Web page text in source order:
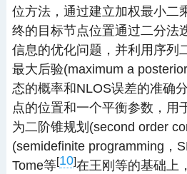
位方法，通过建立加权最小二
终的目标节点位置通过二分法
信息的优化问题，并利用序列
最大后验(maximum a
态的概率和NLOS误差的准确
点的位置和一个平衡参数，用
为二阶锥规划(second order
(semidefinite programming，
Tome等[10]在王刚等的基础上